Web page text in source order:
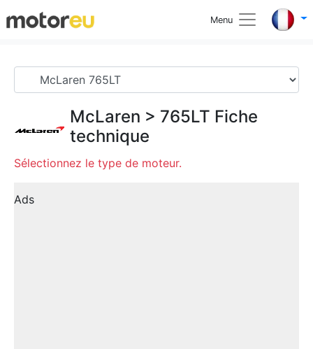
Menu
McLaren > 765LT Fiche
technique
Sélectionnez le type de moteur.
Ads